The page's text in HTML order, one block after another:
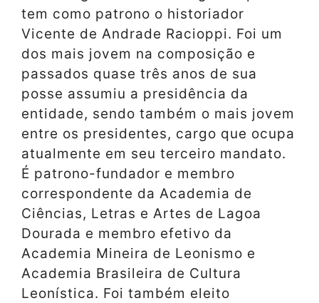
tem como patrono o historiador
Vicente de Andrade Racioppi. Foi um
dos mais jovem na composição e
passados quase três anos de sua
posse assumiu a presidência da
entidade, sendo também o mais jovem
entre os presidentes, cargo que ocupa
atualmente em seu terceiro mandato.
É patrono-fundador e membro
correspondente da Academia de
Ciências, Letras e Artes de Lagoa
Dourada e membro efetivo da
Academia Mineira de Leonismo e
Academia Brasileira de Cultura
Leonística. Foi também eleito